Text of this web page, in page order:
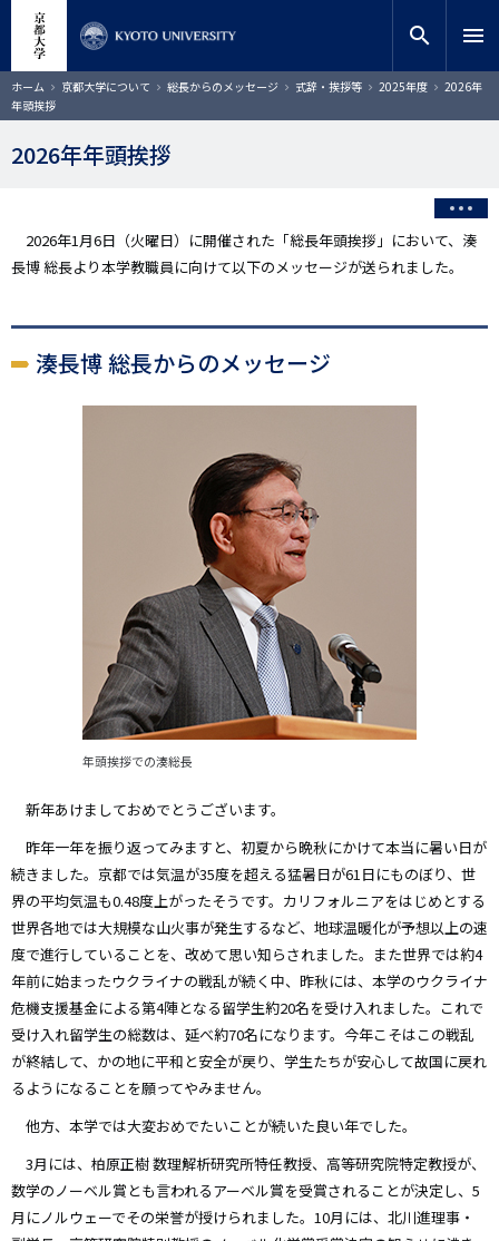
コ
ン
テ
ン
ツ
サイト内検索
検索
search menu
ホーム 京都大学について 総長からのメッセージ 式辞・挨拶等 2025年度
2026年
年頭挨拶
2026年年頭挨拶
2026年1月6日（火曜日）に開催された「総長年頭挨拶」において、湊
長博 総長より本学教職員に向けて以下のメッセージが送られました。
湊長博 総長からのメッセージ
年頭挨拶での湊総長
新年あけましておめでとうございます。
昨年一年を振り返ってみますと、初夏から晩秋にかけて本当に暑い日が
続きました。京都では気温が35度を超える猛暑日が61日にものぼり、世
界の平均気温も0.48度上がったそうです。カリフォルニアをはじめとする
世界各地では大規模な山火事が発生するなど、地球温暖化が予想以上の速
度で進行していることを、改めて思い知らされました。また世界では約4
年前に始まったウクライナの戦乱が続く中、昨秋には、本学のウクライナ
危機支援基金による第4陣となる留学生約20名を受け入れました。これで
受け入れ留学生の総数は、延べ約70名になります。今年こそはこの戦乱
が終結して、かの地に平和と安全が戻り、学生たちが安心して故国に戻れ
るようになることを願ってやみません。
他方、本学では大変おめでたいことが続いた良い年でした。
3月には、柏原正樹 数理解析研究所特任教授、高等研究院特定教授が、
数学のノーベル賞とも言われるアーベル賞を受賞されることが決定し、5
月にノルウェーでその栄誉が授けられました。10月には、北川進理事・